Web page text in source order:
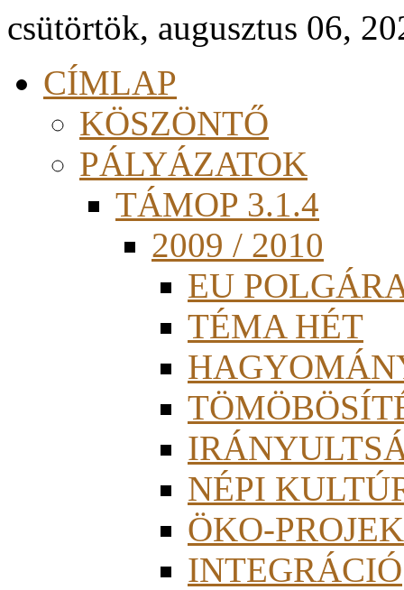
csütörtök, augusztus 06,
CÍMLAP
KÖSZÖNTŐ
PÁLYÁZATOK
TÁMOP 3.1.4
2009 / 2010
EU
TÉMA HÉT
NÉPI
ÖKO-
INTEGRÁCIÓ